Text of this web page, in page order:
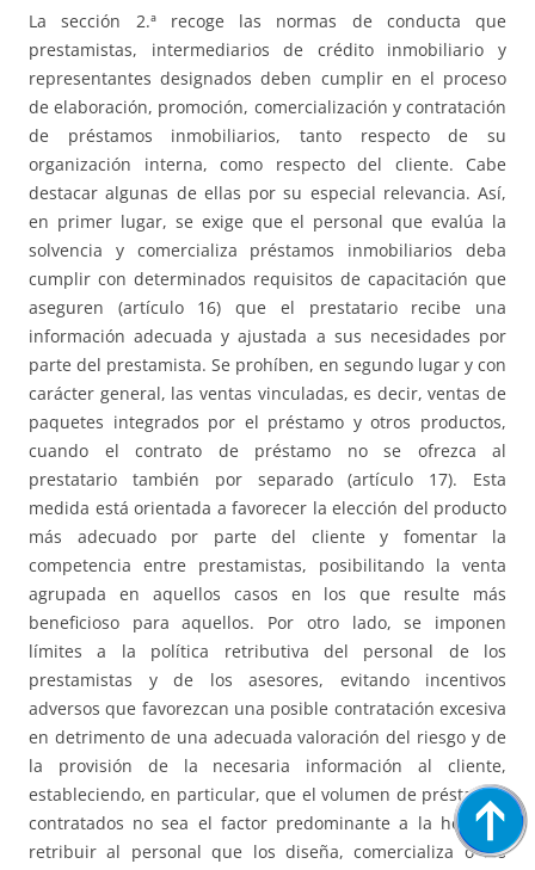
La sección 2.ª recoge las normas de conducta que
prestamistas, intermediarios de crédito inmobiliario y
representantes designados deben cumplir en el proceso
de elaboración, promoción, comercialización y contratación
de préstamos inmobiliarios, tanto respecto de su
organización interna, como respecto del cliente. Cabe
destacar algunas de ellas por su especial relevancia. Así,
en primer lugar, se exige que el personal que evalúa la
solvencia y comercializa préstamos inmobiliarios deba
cumplir con determinados requisitos de capacitación que
aseguren (artículo 16) que el prestatario recibe una
información adecuada y ajustada a sus necesidades por
parte del prestamista. Se prohíben, en segundo lugar y con
carácter general, las ventas vinculadas, es decir, ventas de
paquetes integrados por el préstamo y otros productos,
cuando el contrato de préstamo no se ofrezca al
prestatario también por separado (artículo 17). Esta
medida está orientada a favorecer la elección del producto
más adecuado por parte del cliente y fomentar la
competencia entre prestamistas, posibilitando la venta
agrupada en aquellos casos en los que resulte más
beneficioso para aquellos. Por otro lado, se imponen
límites a la política retributiva del personal de los
prestamistas y de los asesores, evitando incentivos
adversos que favorezcan una posible contratación excesiva
en detrimento de una adecuada valoración del riesgo y de
la provisión de la necesaria información al cliente,
estableciendo, en particular, que el volumen de préstamos
contratados no sea el factor predominante a la hora de
retribuir al personal que los diseña, comercializa o los